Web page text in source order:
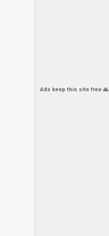
Ads keep this site free 🙏